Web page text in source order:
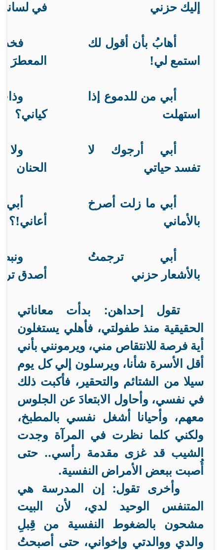
إليك حزني في
أهابُ بأن أقول لك
استمع لي!
المعطرَ
أبي من للدموع إذا
استهلت
كياني؟
أبي أرجوك لا
تفسد حياتي
ولا
الحنان
أبي ما زلت أصرخ
بالأماني
أبي
أعاني!؟
أبي ترجمتُ
بالأشعار حزني
أصدق
تقول إحداهن: بدأت معاناتي
الحقيقية منذ طفولتي، فأهلي يستغلون
أية فرصة للانتقاص مني، ويرمونني بأني
أقل الأسرة شأنا، ويرسلون إلي كل يوم
سيلا من الشتائم والتحقير، فأكبت ذلك
في نفسي، وأحاول الابتعادَ عن الجلوس
معهم، وأحيانا أشغل نفسي بالمطبخ،
ولكني كلما نظرت في المرآة وجدت
الشيب قد غزى مقدمة رأسي.. حتى
أُصبت ببعض الأمراض النفسية.
وأخرىتقول: إن المدرسة هي
المتنفس الوحيد لدي، لأن البيت
مشحون بالضغوط النفسية من قِبلِ
والدي ووالدتي وإخواني، حتى أصبحتُ